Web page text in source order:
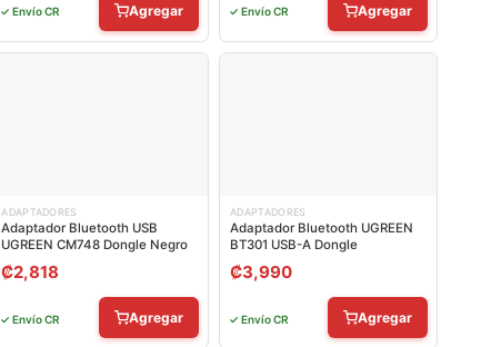
✓ Envío CR Agregar ✓ Envío CR Agregar
ADAPTADORES
Adaptador Bluetooth USB
UGREEN CM748 Dongle Negro
₡2,818
✓ Envío CR Agregar
ADAPTADORES
Adaptador Bluetooth UGREEN
BT301 USB-A Dongle
₡3,990
✓ Envío CR Agregar